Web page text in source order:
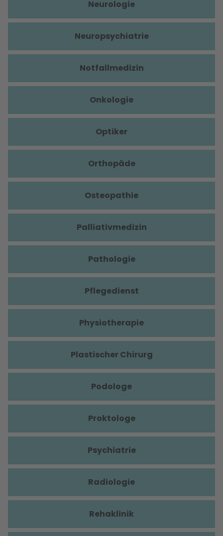
Neurologie
Neuropsychiatrie
Notfallmedizin
Onkologie
Optiker
Orthopäde
Osteopathie
Palliativmedizin
Pathologie
Pflegedienst
Physiotherapie
Plastischer Chirurg
Podologe
Proktologe
Psychiatrie
Radiologie
Rehaklinik